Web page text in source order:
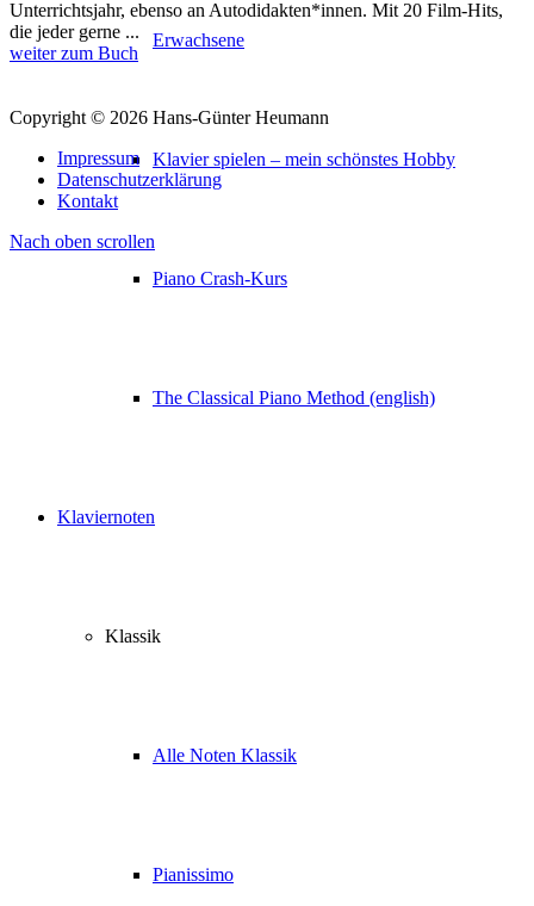
Erwachsene
Klavier spielen – mein schönstes Hobby
Piano Crash-Kurs
The Classical Piano Method (english)
Klaviernoten
Klassik
Alle Noten Klassik
Pianissimo
Unterrichtsjahr, ebenso an Autodidakten*innen. Mit 20 Film-Hits,
die jeder gerne ...
weiter zum Buch
Copyright © 2026 Hans-Günter Heumann
Impressum
Datenschutzerklärung
Kontakt
Nach oben scrollen